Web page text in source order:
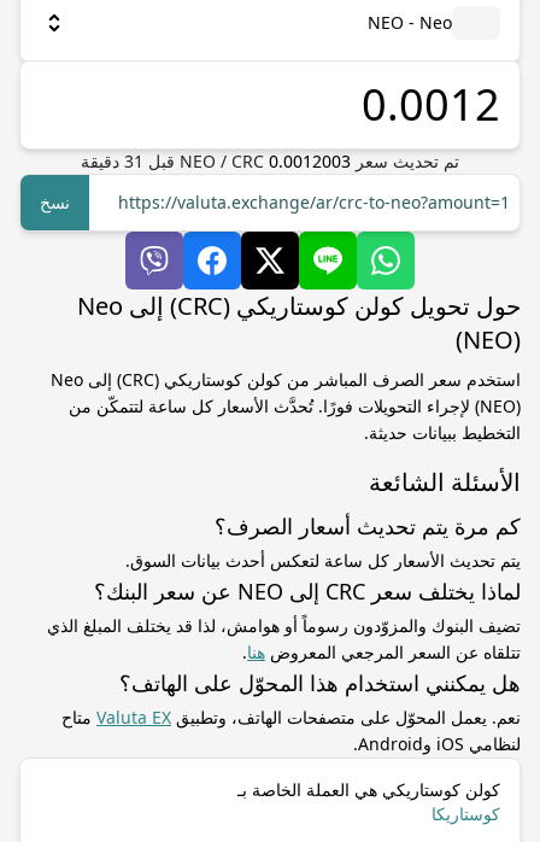
NEO - Neo
تم تحديث سعر NEO / CRC 0.0012003 قبل 31 دقيقة
https://valuta.exchange/ar/crc-to-neo?amount=1
نسخ
حول تحويل كولن كوستاريكي (CRC) إلى Neo
(NEO)
استخدم سعر الصرف المباشر من كولن كوستاريكي (CRC) إلى Neo
(NEO) لإجراء التحويلات فورًا. تُحدَّث الأسعار كل ساعة لتتمكّن من
التخطيط ببيانات حديثة.
الأسئلة الشائعة
كم مرة يتم تحديث أسعار الصرف؟
يتم تحديث الأسعار كل ساعة لتعكس أحدث بيانات السوق.
لماذا يختلف سعر CRC إلى NEO عن سعر البنك؟
تضيف البنوك والمزوّدون رسوماً أو هوامش، لذا قد يختلف المبلغ الذي
تتلقاه عن السعر المرجعي المعروض هنا.
هل يمكنني استخدام هذا المحوّل على الهاتف؟
نعم. يعمل المحوّل على متصفحات الهاتف، وتطبيق Valuta EX متاح
لنظامي iOS وAndroid.
كولن كوستاريكي هي العملة الخاصة بـ
كوستاريكا